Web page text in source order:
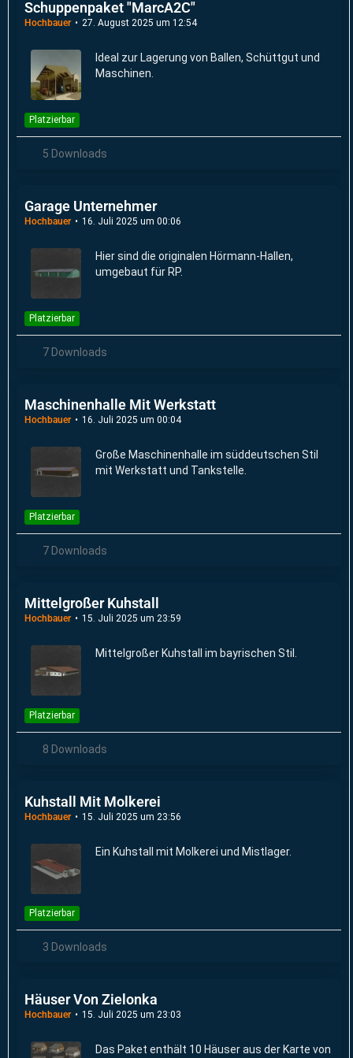
Schuppenpaket "MarcA2C"
Hochbauer 27. August 2025 um 12:54
Ideal zur Lagerung von Ballen, Schüttgut und
Maschinen.
Platzierbar
5 Downloads
Garage Unternehmer
Hochbauer 16. Juli 2025 um 00:06
Hier sind die originalen Hörmann-Hallen,
umgebaut für RP.
Platzierbar
7 Downloads
Maschinenhalle Mit Werkstatt
Hochbauer 16. Juli 2025 um 00:04
Große Maschinenhalle im süddeutschen Stil
mit Werkstatt und Tankstelle.
Platzierbar
7 Downloads
Mittelgroßer Kuhstall
Hochbauer 15. Juli 2025 um 23:59
Mittelgroßer Kuhstall im bayrischen Stil.
Platzierbar
8 Downloads
Kuhstall Mit Molkerei
Hochbauer 15. Juli 2025 um 23:56
Ein Kuhstall mit Molkerei und Mistlager.
Platzierbar
3 Downloads
Häuser Von Zielonka
Hochbauer 15. Juli 2025 um 23:03
Das Paket enthält 10 Häuser aus der Karte von